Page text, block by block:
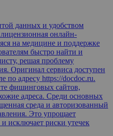
данных и удобством
онлайн-
на медицине и поддержке
быстро найти и
решая проблему
Оригинал сервиса доступен
по адресу https://docdoc.ru.
фишинговых сайтов,
адреса. Среди основных
среда и авторизованный
Это упрощает
исключает риски утечек